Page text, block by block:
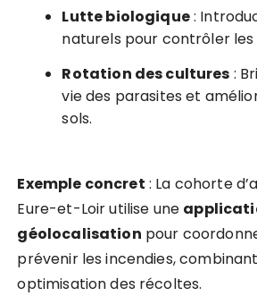
Lutte biologique:
naturels pour contrôler les
Rotation des cultures :
vie des parasites et
sols.
Exemple concret : La cohorte
Eure-et-Loir utilise une
géolocalisation pour
prévenir les incendies,
optimisation des récoltes.